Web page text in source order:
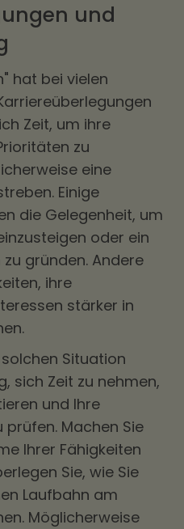
und
hat bei vielen
Zeit, um ihre
zu
eine
Einige
die Gelegenheit, um
oder ein
gründen. Andere
ihre
stärker in
Situation
sich Zeit zu nehmen,
und Ihre
Machen Sie
Ihrer Fähigkeiten
Sie, wie Sie
Laufbahn am
Möglicherweise